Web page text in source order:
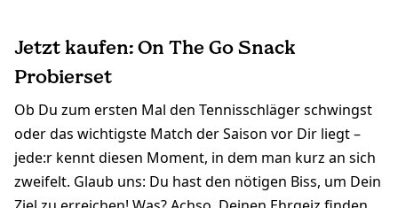
Jetzt kaufen: On The Go Snack
Probierset
Ob Du zum ersten Mal den Tennisschläger schwingst
oder das wichtigste Match der Saison vor Dir liegt –
jede:r kennt diesen Moment, in dem man kurz an sich
zweifelt. Glaub uns: Du hast den nötigen Biss, um Dein